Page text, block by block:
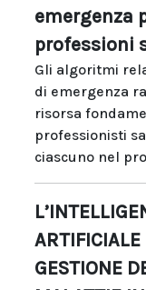
emergenza
professioni
Gli algoritmi
di emergenza
risorsa
professionisti
ciascuno nel
ARTIFICIALE
GESTIONE